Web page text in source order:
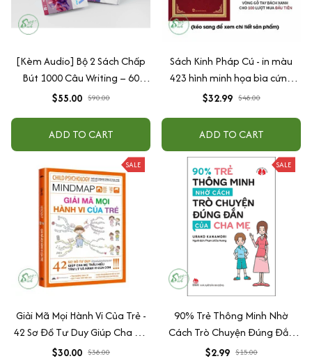
[Kèm Audio] Bộ 2 Sách Chấp
Bút 1000 Câu Writing – 60
Ngày Gieo Trồng Tư Duy
$55.00 $90.00
ADD TO CART
Sách Kinh Pháp Cú - in màu
423 hình minh họa bìa cứng
cao cấp + tặng kèm vòng tay
$32.99 $48.00
ADD TO CART
SALE
Giải Mã Mọi Hành Vi Của Trẻ -
42 Sơ Đồ Tư Duy Giúp Cha Mẹ
Thấu Hiểu Tâm Lý Và Hành Vi
$30.00 $38.00
SALE
90% Trẻ Thông Minh Nhờ
Cách Trò Chuyện Đúng Đắn
Của Cha Mẹ
$2.99 $15.00